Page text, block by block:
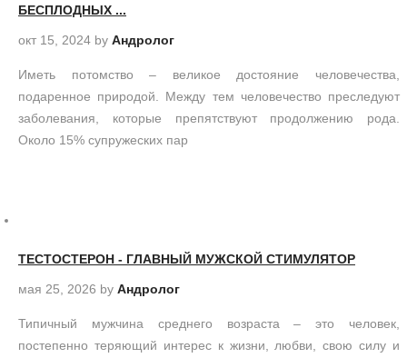
БЕСПЛОДНЫХ ...
окт 15, 2024 by Андролог
Иметь потомство – великое достояние человечества,
подаренное природой. Между тем человечество преследуют
заболевания, которые препятствуют продолжению рода.
Около 15% супружеских пар
ТЕСТОСТЕРОН - ГЛАВНЫЙ МУЖСКОЙ СТИМУЛЯТОР
мая 25, 2026 by Андролог
Типичный мужчина среднего возраста – это человек,
постепенно теряющий интерес к жизни, любви, свою силу и